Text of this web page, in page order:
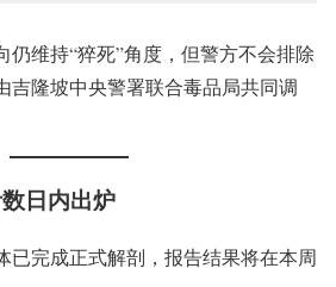
仍维持“猝死”角度，但警方不会排除
吉隆坡中央警署联合毒品局共同调
日内出炉
已完成正式解剖，报告结果将在本周